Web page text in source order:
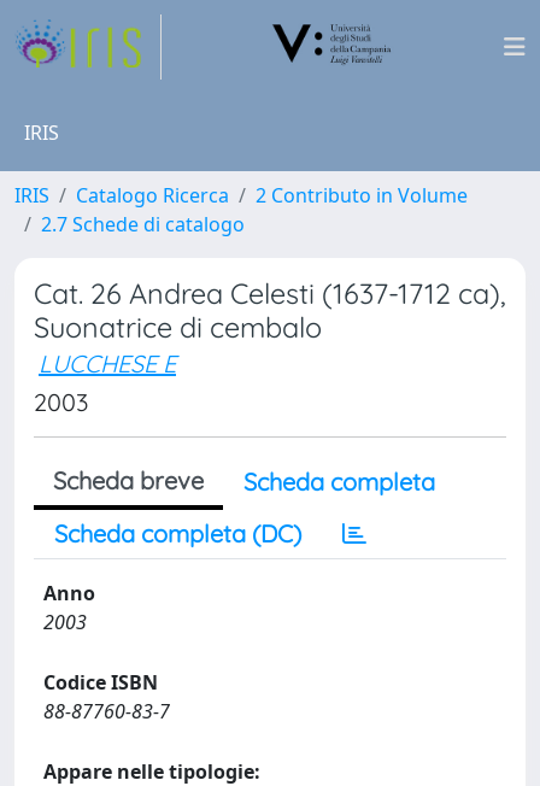
IRIS
IRIS Catalogo Ricerca
2 Contributo in Volume
2.7 Schede di catalogo
Cat. 26 Andrea Celesti (1637-1712 ca),
Suonatrice di cembalo
LUCCHESE E
2003
Scheda breve
Scheda completa
Scheda completa (DC)
Anno
2003
Codice ISBN
88-87760-83-7
Appare nelle tipologie: